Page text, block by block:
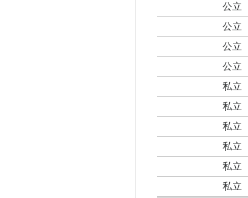
公立
公立
公立
公立
私立
私立
私立
私立
私立
私立